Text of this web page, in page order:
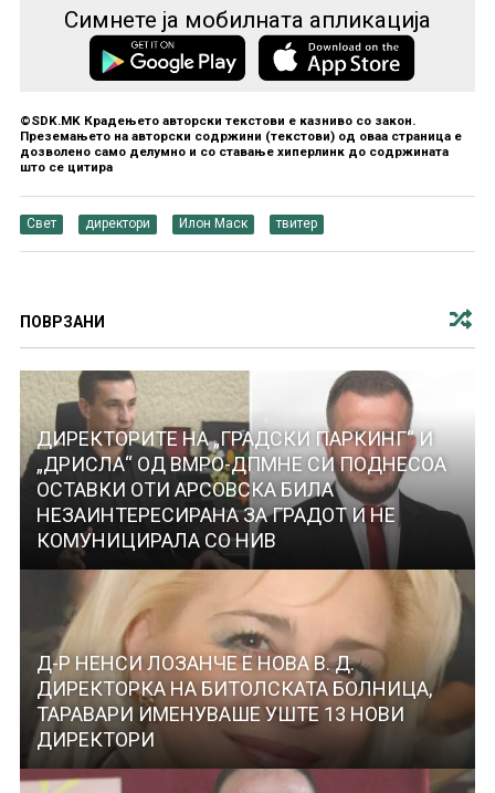
Симнете ја мобилната апликација
©SDK.MK Крадењето авторски текстови е казниво со закон.
Преземањето на авторски содржини (текстови) од оваа страница е
дозволено само делумно и со ставање хиперлинк до содржината
што се цитира
Свет директори Илон Маск твитер
ПОВРЗАНИ
ДИРЕКТОРИТЕ НА „ГРАДСКИ ПАРКИНГ“ И
„ДРИСЛА“ ОД ВМРО-ДПМНЕ СИ ПОДНЕСОА
ОСТАВКИ ОТИ АРСОВСКА БИЛА
НЕЗАИНТЕРЕСИРАНА ЗА ГРАДОТ И НЕ
КОМУНИЦИРАЛА СО НИВ
Д-Р НЕНСИ ЛОЗАНЧЕ Е НОВА В. Д.
ДИРЕКТОРКА НА БИТОЛСКАТА БОЛНИЦА,
ТАРАВАРИ ИМЕНУВАШЕ УШТЕ 13 НОВИ
ДИРЕКТОРИ